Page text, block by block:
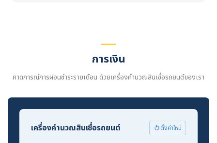
การเงิน
คาดการณ์การผ่อนชำระรายเดือน ด้วยเครื่องคำนวณสินเชื่อรถยนต์ของเรา
เครื่องคำนวณสินเชื่อรถยนต์ ตั้งค่าใหม่